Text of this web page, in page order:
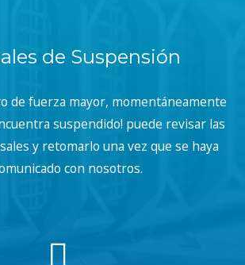
de Suspensión
de fuerza mayor, momentáneamente
suspendido! puede revisar las
y retomarlo una vez que se haya
con nosotros.